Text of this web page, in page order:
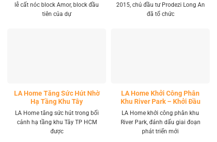
lễ cất nóc block Amor, block đầu
tiên của dự
2015, chủ đầu tư Prodezi Long An
đã tổ chức
LA Home Tăng Sức Hút Nhờ
Hạ Tầng Khu Tây
LA Home tăng sức hút trong bối
cảnh hạ tầng khu Tây TP HCM
được
LA Home Khởi Công Phân
Khu River Park – Khởi Đầu
Giai Đoạn Phát Triển Mới
LA Home khởi công phân khu
River Park, đánh dấu giai đoạn
phát triển mới